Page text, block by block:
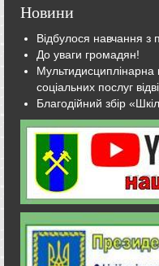
Новини
Відбулося навчання з
До уваги громадян!
соціальних послуг
Благодійний збір